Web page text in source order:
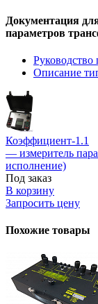
Документация
параметров
Описание
Коэффициент-1.1
— измеритель
исполнение)
Под заказ
В корзину
Запросить цену
Похожие товары